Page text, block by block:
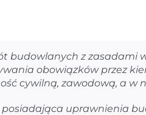
budowlanych z zasadami
obowiązków przez
cywilną, zawodową, a
uprawnienia